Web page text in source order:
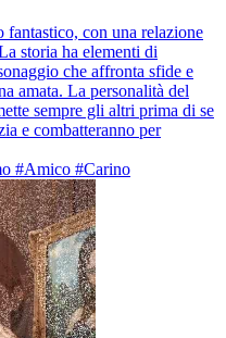
con una relazione
storia ha elementi di
che affronta sfide e
amata. La personalità del
sempre gli altri prima di se
e combatteranno per
#Amico #Carino